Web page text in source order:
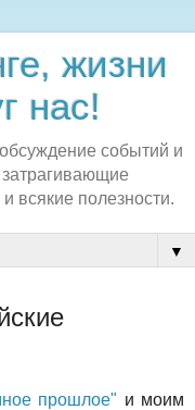
жизни
нас!
событий и
всякие полезности.
▼
прошлое" и моим